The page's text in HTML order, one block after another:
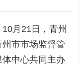
月21日，青州
市市场监督管
中心共同主办